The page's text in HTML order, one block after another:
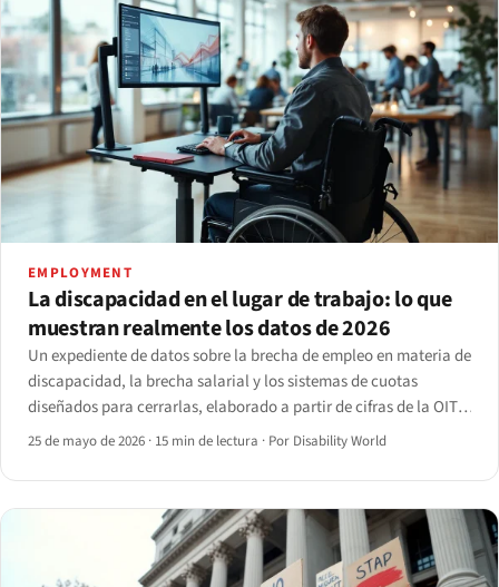
EMPLOYMENT
La discapacidad en el lugar de trabajo: lo que
muestran realmente los datos de 2026
Un expediente de datos sobre la brecha de empleo en materia de
discapacidad, la brecha salarial y los sistemas de cuotas
diseñados para cerrarlas, elaborado a partir de cifras de la OIT,
la OMS, Eurostat, la BLS de EE. UU., la OCDE y la JAN, con cada
25 de mayo de 2026 · 15 min de lectura · Por Disability World